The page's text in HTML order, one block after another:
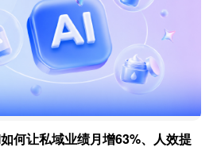
何让私域业绩月增63%、人效提